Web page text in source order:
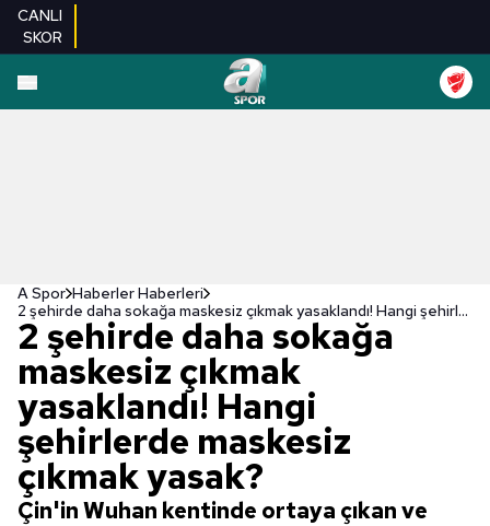
CANLI
SKOR
A Spor Haberler Haberleri
2 şehirde daha sokağa maskesiz çıkmak yasaklandı! Hangi şehirlerde maskesiz çıkmak yasak?
2 şehirde daha sokağa
maskesiz çıkmak
yasaklandı! Hangi
şehirlerde maskesiz
çıkmak yasak?
Çin'in Wuhan kentinde ortaya çıkan ve